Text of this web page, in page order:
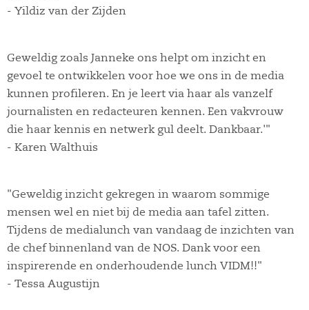
- Yildiz van der Zijden
Geweldig zoals Janneke ons helpt om inzicht en
gevoel te ontwikkelen voor hoe we ons in de media
kunnen profileren. En je leert via haar als vanzelf
journalisten en redacteuren kennen. Een vakvrouw
die haar kennis en netwerk gul deelt. Dankbaar.'"
- Karen Walthuis
"Geweldig inzicht gekregen in waarom sommige
mensen wel en niet bij de media aan tafel zitten.
Tijdens de medialunch van vandaag de inzichten van
de chef binnenland van de NOS. Dank voor een
inspirerende en onderhoudende lunch VIDM!!"
- Tessa Augustijn